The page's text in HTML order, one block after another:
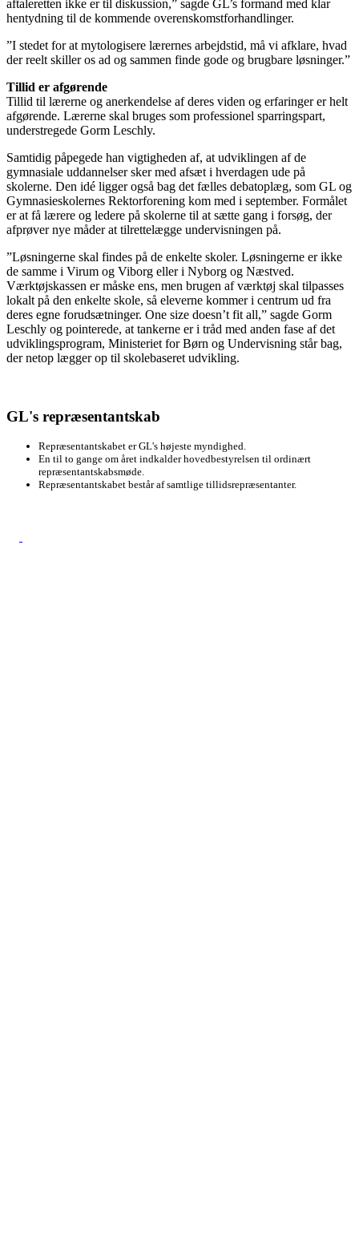
aftaleretten ikke er til diskussion,” sagde GL’s formand med klar
hentydning til de kommende overenskomstforhandlinger.
”I stedet for at mytologisere lærernes arbejdstid, må vi afklare, hvad
der reelt skiller os ad og sammen finde gode og brugbare løsninger.”
Tillid er afgørende
Tillid til lærerne og anerkendelse af deres viden og erfaringer er helt
afgørende. Lærerne skal bruges som professionel sparringspart,
understregede Gorm Leschly.
Samtidig påpegede han vigtigheden af, at udviklingen af de
gymnasiale uddannelser sker med afsæt i hverdagen ude på
skolerne. Den idé ligger også bag det fælles debatoplæg, som GL og
Gymnasieskolernes Rektorforening kom med i september. Formålet
er at få lærere og ledere på skolerne til at sætte gang i forsøg, der
afprøver nye måder at tilrettelægge undervisningen på.
”Løsningerne skal findes på de enkelte skoler. Løsningerne er ikke
de samme i Virum og Viborg eller i Nyborg og Næstved.
Værktøjskassen er måske ens, men brugen af værktøj skal tilpasses
lokalt på den enkelte skole, så eleverne kommer i centrum ud fra
deres egne forudsætninger. One size doesn’t fit all,” sagde Gorm
Leschly og pointerede, at tankerne er i tråd med anden fase af det
udviklingsprogram, Ministeriet for Børn og Undervisning står bag,
der netop lægger op til skolebaseret udvikling.
GL's repræsentantskab
Repræsentantskabet er GL's højeste myndighed.
En til to gange om året indkalder hovedbestyrelsen til ordinært
repræsentantskabsmøde.
Repræsentantskabet består af samtlige tillidsrepræsentanter.